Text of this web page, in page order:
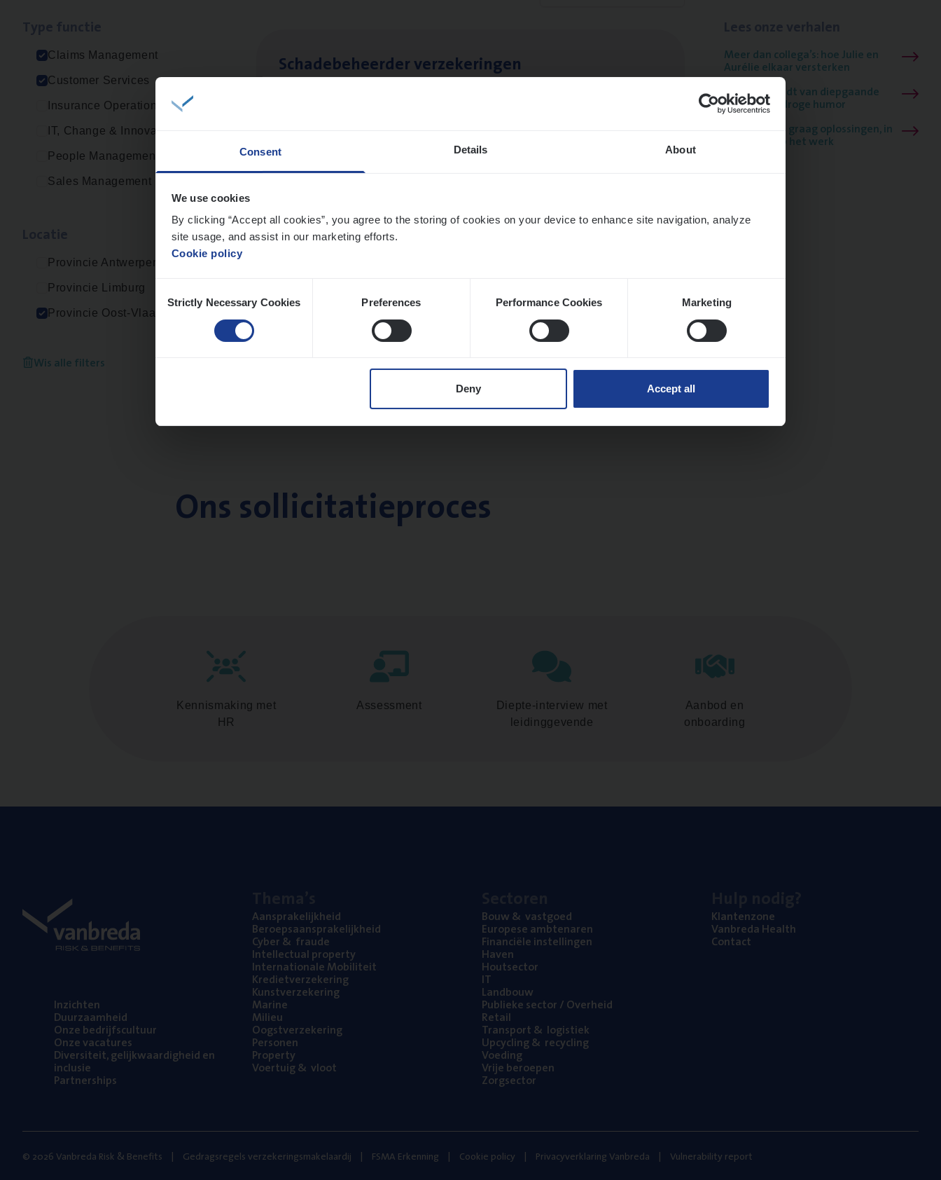
Consent Details About
We use cookies
By clicking “Accept all cookies”, you agree to the storing of cookies on your device to enhance site navigation, analyze
site usage, and assist in our marketing efforts.
Cookie policy
Selection
Strictly Necessary Cookies Preferences Performance Cookies Marketing
Deny Accept all
Claims Management
Customer Services
Insurance Operations
IT, Change & Innovation
People Management
Sales Management
Provincie Antwerpen
Provincie Limburg
Provincie Oost-Vlaanderen
Wis alle filters
Scha­de­be­heer­der verzekeringen Meer dan collega’s: hoe Julie en
Aurélie elkaar versterken
Mathias houdt van diepgaande
dossiers én droge humor
Thalia zoekt graag oplossingen, in
games én op het werk
Ons sollicitatieproces
Kennismaking met
HR
Assessment
Diepte-interview met
leidinggevende
Aanbod en
onboarding
Inzich­ten
Duur­zaam­heid
Onze bedrijfs­cul­tuur
Onze vaca­tu­res
Diver­si­teit, gelijk­waar­dig­heid en
inclusie
Part­ner­ships
Aan­spra­ke­lijk­heid
Beroeps­aan­spra­ke­lijk­heid
Cyber& fraude
Intel­lec­tu­al property
Inter­na­ti­o­na­le Mobiliteit
Kre­diet­ver­ze­ke­ring
Kunst­ver­ze­ke­ring
Mari­ne
Mili­eu
Oogst­ver­ze­ke­ring
Per­so­nen
Pro­per­ty
Voer­tuig& vloot
Bouw& vastgoed
Euro­pe­se ambtenaren
Finan­ci­ë­le instellingen
Haven
Hout­sec­tor
IT
Land­bouw
Publie­ke sec­tor / Overheid
Retail
Trans­port& logistiek
Upcy­cling& recycling
Voe­ding
Vrije beroe­pen
Zorg­sec­tor
Klan­ten­zo­ne
Van­b­re­da Health
Con­tact
© 2026 Vanbreda Risk & Benefits Gedragsregels verzekeringsmakelaardij FSMA Erkenning Cookie policy Privacyverklaring Vanbreda Vulnerability report